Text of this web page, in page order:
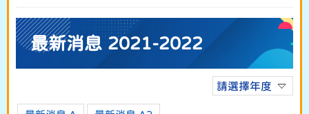
最新消息 2021-2022
請選擇年度